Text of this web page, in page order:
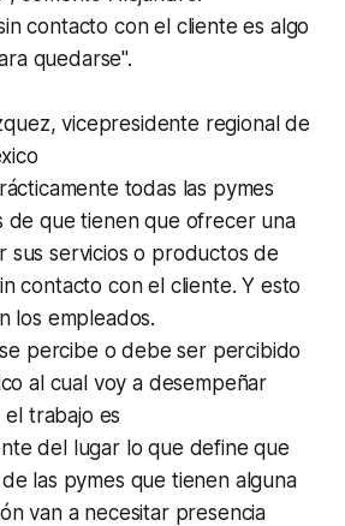
contacto con el cliente es algo
quedarse".
vicepresidente regional de
todas las pymes
de que tienen que ofrecer una
sus servicios o productos de
contacto con el cliente. Y esto
los empleados.
percibe o debe ser percibido
al cual voy a desempeñar
trabajo es
del lugar lo que define que
las pymes que tienen alguna
van a necesitar presencia